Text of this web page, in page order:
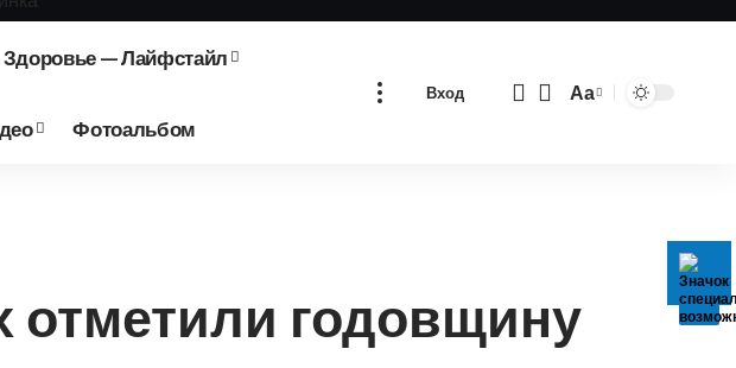
Здоровье — Лайфстайл
Фотоальбом
Вход
Изменение
Аа
отметили годовщину